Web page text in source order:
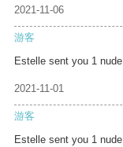
2021-11-06
游客
Estelle sent you 1 nude
2021-11-01
游客
Estelle sent you 1 nude